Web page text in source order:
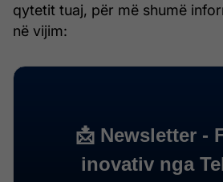
qytetit tuaj, për më shumë
në vijim: